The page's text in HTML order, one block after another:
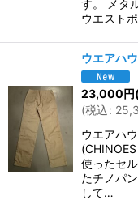
す。 メタ
ウエスト
ウエアハ
23,000円
(税込:
ウエアハ
使ったセ
たチノパ
して…